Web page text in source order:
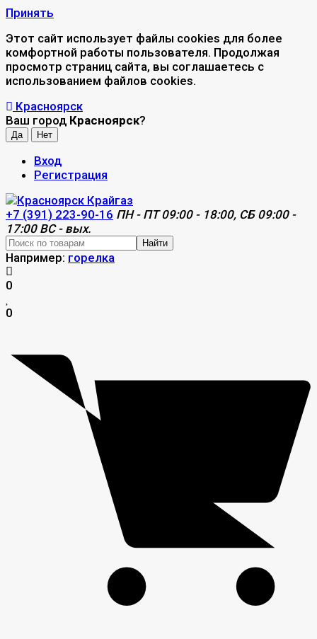
Принять
Этот сайт использует файлы cookies для более
комфортной работы пользователя. Продолжая
просмотр страниц сайта, вы соглашаетесь с
использованием файлов cookies.
Красноярск
Ваш город Красноярск?
Вход
Регистрация
+7 (391) 223-90-16 ПН - ПТ 09:00 - 18:00, СБ 09:00 -
17:00 ВС - вых.
Найти
Например: горелка
0
0